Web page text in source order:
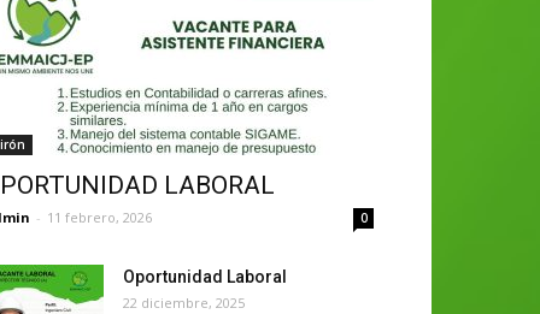
LABORAL
- 11 febrero, 2026 0
Oportunidad Laboral
22 diciembre, 2025